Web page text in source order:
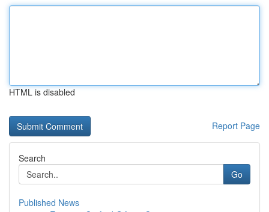
HTML is disabled
Report Page
Search
Go
Published News